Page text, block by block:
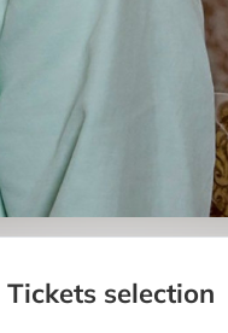
Tickets selection